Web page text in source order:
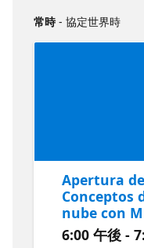
常時- 協定世界時
Apertura
Conceptos
nube con
6:00 午後 -